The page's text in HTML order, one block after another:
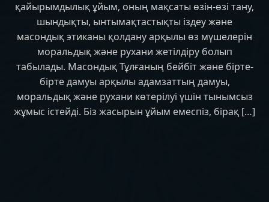
қайырымдылық ұйым, оның мақсаты өзін-өзі тану,
шындықты, ынтымақтастықты іздеу және
масондық этиканы қолдану арқылы өз мүшелерін
моральдық және рухани жетілдіру болып
табылады. Масондық Тұлғаның бейбіт және бірте-
бірте дамуы арқылы адамзаттың дамуы,
моральдық және рухани көтерілуі үшін тынымсыз
жұмыс істейді. Біз жасырын ұйым емеспіз, бірақ […]